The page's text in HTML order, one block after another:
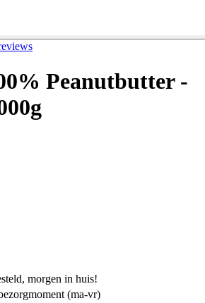
Peanutbutter -
morgen in huis!
(ma-vr)